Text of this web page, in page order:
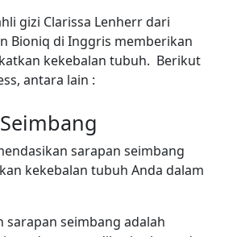
gizi Clarissa Lenherr dari
Bioniq di Inggris memberikan
kekebalan tubuh. Berikut
antara lain :
sarapan seimbang
kekebalan tubuh Anda dalam
sarapan seimbang adalah